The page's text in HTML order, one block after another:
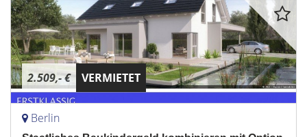
2.509,- € VERMIETET
Berlin